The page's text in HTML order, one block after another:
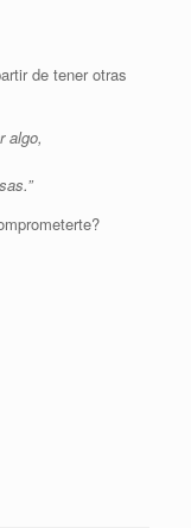
de tener otras
algo,